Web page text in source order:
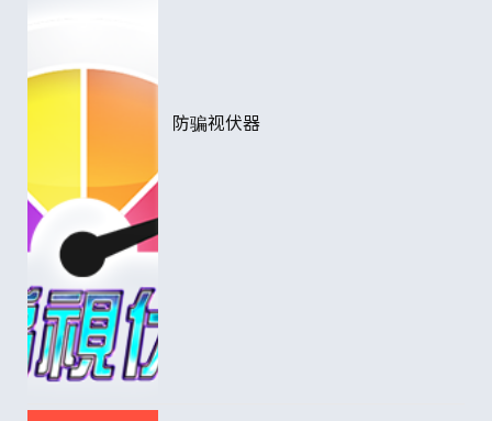
防骗视伏器